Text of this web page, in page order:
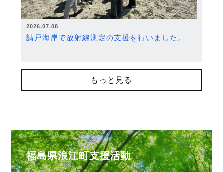
2026.07.08
請戸海岸で放射線測定の支援を行いました。
もっと見る
福島県浪江町支援活動